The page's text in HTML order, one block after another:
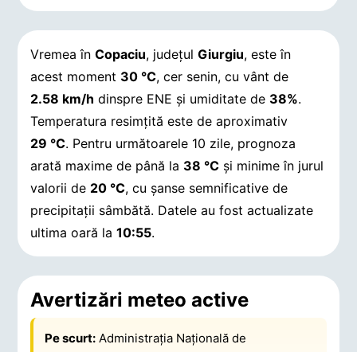
Vremea înCopaciu, județulGiurgiu, este în
acest moment 30 °C, cer senin, cu vânt de
2.58 km/h dinspre ENE și umiditate de 38%.
Temperatura resimțită este de aproximativ
29 °C. Pentru următoarele 10 zile, prognoza
arată maxime de până la 38 °C și minime în jurul
valorii de 20 °C, cu șanse semnificative de
precipitații sâmbătă. Datele au fost actualizate
ultima oară la10:55.
Avertizări meteo active
Pe scurt: Administrația Națională de